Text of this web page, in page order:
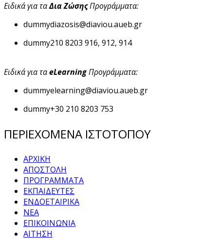
Ειδικά για ταΔια ΖώσηςΠρογράμματα:
dummydiazosis@diaviou.aueb.gr
dummy210 8203 916, 912, 914
Ειδικά για ταeLearningΠρογράμματα:
dummyelearning@diaviou.aueb.gr
dummy+30 210 8203 753
ΠΕΡΙΕΧΟΜΕΝΑ ΙΣΤΟΤΟΠΟΥ
ΑΡΧΙΚΗ
ΑΠΟΣΤΟΛΗ
ΠΡΟΓΡΑΜΜΑΤΑ
ΕΚΠΑΙΔΕΥΤΕΣ
ΕΝΔΟΕΤΑΙΡΙΚΑ
ΝΕΑ
ΕΠΙΚΟΙΝΩΝΙΑ
ΑΙΤΗΣΗ